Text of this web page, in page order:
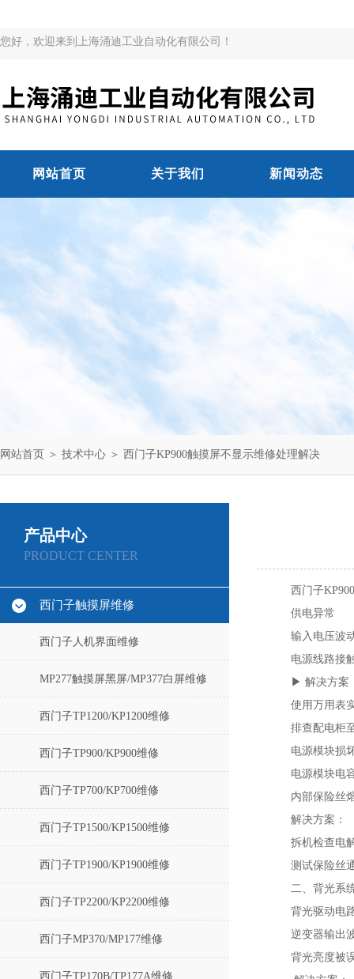
您好，欢迎来到上海涌迪工业自动化有限公司！
网站首页 关于我们 新闻动态
网站首页 ＞ 技术中心 ＞ 西门子KP900触摸屏不显示维修处理解决
产品中心
PRODUCT CENTER
西门子触摸屏维修
西门子人机界面维修
MP277触摸屏黑屏/MP377白屏维修
西门子TP1200/KP1200维修
西门子TP900/KP900维修
西门子TP700/KP700维修
西门子TP1500/KP1500维修
西门子TP1900/KP1900维修
西门子TP2200/KP2200维修
西门子MP370/MP177维修
西门子TP170B/TP177A维修
西门子
供电异常‌
输入电压波
电源线路接
‌▶ 解决方案‌
使用万用表
排查配电柜
电源模块损
电源模块电
内部保险丝
‌解决方案‌：
拆机检查电
测试保险丝
二、背光系
背光驱动电
逆变器输出
背光亮度被